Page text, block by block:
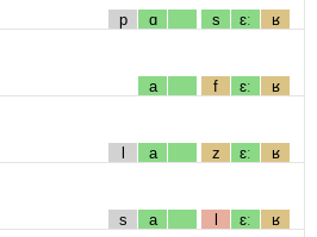
p ɑ s ɛː ʁ
a f ɛː ʁ
l a z ɛː ʁ
s a l ɛː ʁ